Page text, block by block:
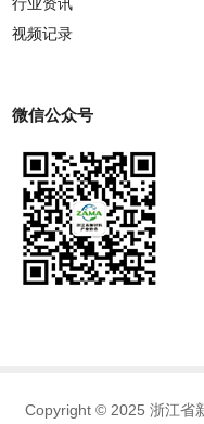
视频记录
微信公众号
Copyright © 2025 浙江省